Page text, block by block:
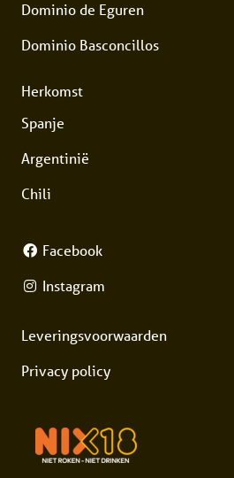
Dominio de Eguren
Dominio Basconcillos
Herkomst
Spanje
Argentinië
Chili
Facebook
Instagram
Leveringsvoorwaarden
Privacy policy